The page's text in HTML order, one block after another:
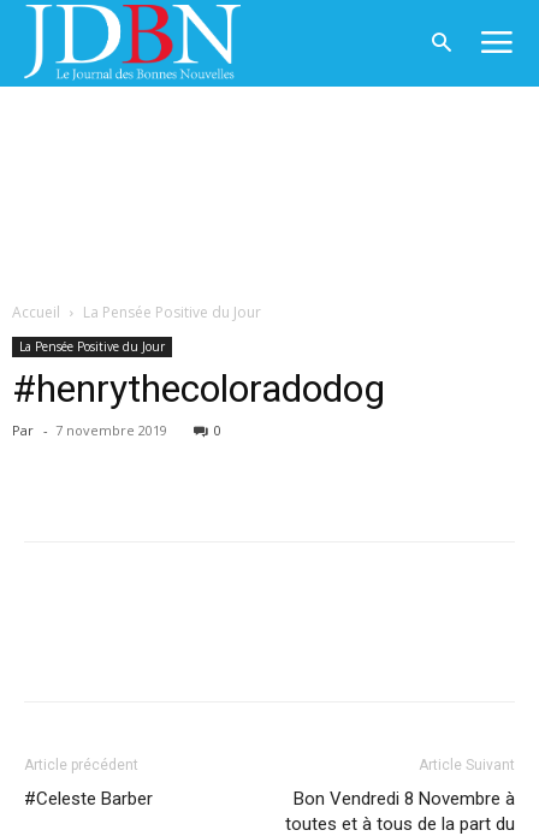
Accueil La Pensée Positive du Jour
La Pensée Positive du Jour
#henrythecoloradodog
Par - 7 novembre 2019 0
Article précédent
#Celeste Barber
Article Suivant
Bon Vendredi 8 Novembre à
toutes et à tous de la part du